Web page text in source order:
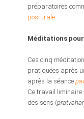
préparatoires
posturale
Méditations
Ces cinq
pratiquées après
après la séance
Ce travail liminaire
des sens (